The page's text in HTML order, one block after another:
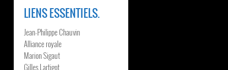
LIENS ESSENTIELS.
Jean-Philippe Chauvin
Alliance royale
Marion Sigaut
Gilles Lartigot